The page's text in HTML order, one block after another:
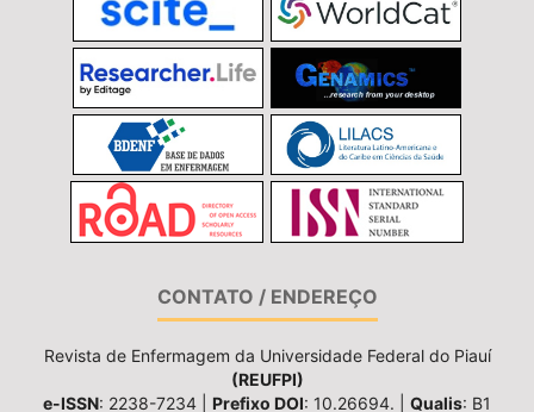
CONTATO / ENDEREÇO
Revista de Enfermagem da Universidade Federal do Piauí
(REUFPI)
e-ISSN: 2238-7234 | Prefixo DOI: 10.26694. | Qualis: B1